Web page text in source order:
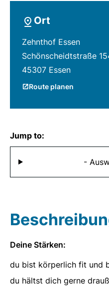
Ort
Zehnthof Essen
Schönscheidtstraße
45307 Essen
Route planen
Jump to:
-
Deine Stärken:
du bist körperlich fit und
du hältst dich gerne